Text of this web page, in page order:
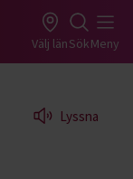
Välj länSökMeny
Lyssna